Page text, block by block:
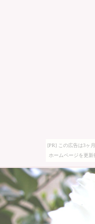
[PR] この広告は3ヶ
ホームページを更